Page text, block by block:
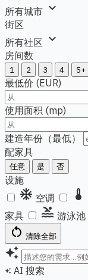
所有城市 expand_more
街区
所有社区 expand_more
房间数
1 2 3 4 5+
最低价 (EUR)
使用面积 (mp)
建造年份（最低）
配家具
任意 是 否
设施
ac_unit 空调 thermostat
家具
pool 游泳池
restart_alt 清除全部
auto_awesome
auto_awesome AI 搜索